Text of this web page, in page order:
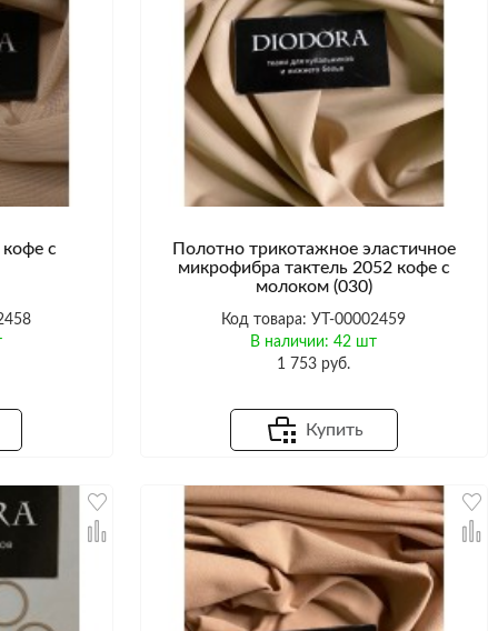
кофе с
Полотно трикотажное эластичное
микрофибра тактель 2052 кофе с
молоком (030)
Код товара: УТ-00002459
В наличии: 42 шт
1 753 руб.
Купить